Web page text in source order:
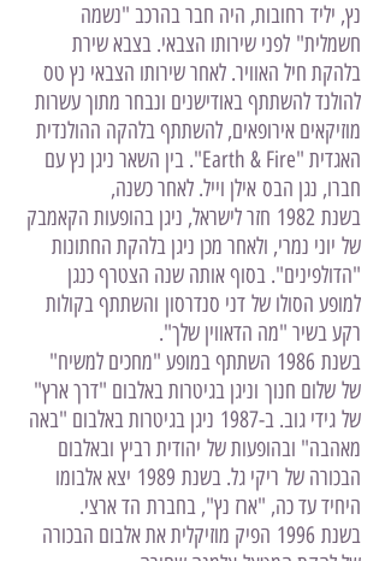
נץ, יליד רחובות, היה חבר בהרכב "נשמה
חשמלית" לפני שירותו הצבאי. בצבא שירת
בלהקת חיל האוויר. לאחר שירותו הצבאי נץ טס
להולנד להשתתף באודישנים ונבחר מתוך עשרות
מוזיקאים אירופאים, להשתתף בלהקה ההולנדית
האגדית "Earth & Fire". בין השאר ניגן נץ עם
חברו, נגן הבס אילן וייל. לאחר כשנה,
בשנת 1982 חזר לישראל, ניגן בהופעות הקאמבק
של יוני נמרי, ולאחר מכן ניגן בלהקת החתונות
"הדולפינים". בסוף אותה שנה הצטרף כנגן
למופע הסולו של דני סנדרסון והשתתף בקולות
רקע בשיר "מה הדאווין שלך".
בשנת 1986 השתתף במופע "מחכים למשיח"
של שלום חנוך וניגן בגיטרות באלבום "דרך ארץ"
של גידי גוב. ב-1987 ניגן בגיטרות באלבום "באה
מאהבה" ובהופעות של יהודית רביץ ובאלבום
הבכורה של ריקי גל. בשנת 1989 יצא אלבומו
היחיד עד כה, "ארז נץ", בחברת הד ארצי.
בשנת 1996 הפיק מוזיקלית את אלבום הבכורה